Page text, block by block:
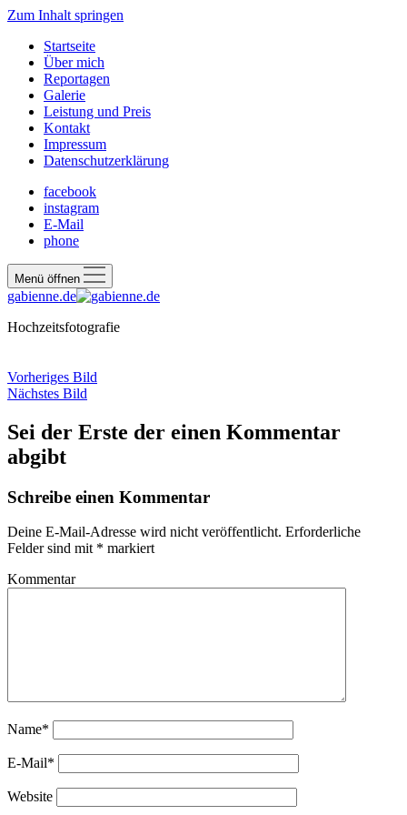
Zum Inhalt springen
Startseite
Über mich
Reportagen
Galerie
Leistung und Preis
Kontakt
Impressum
Datenschutzerklärung
facebook
instagram
E-Mail
phone
Menü öffnen
gabienne.de
Hochzeitsfotografie
Vorheriges Bild
Nächstes Bild
Sei der Erste der einen Kommentar
abgibt
Schreibe einen Kommentar
Deine E-Mail-Adresse wird nicht veröffentlicht. Erforderliche
Felder sind mit * markiert
Kommentar
Name*
E-Mail*
Website